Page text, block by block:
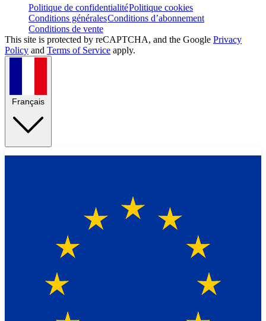
Politique de confidentialitéPolitique cookies
Conditions généralesConditions d’abonnement
Conditions de vente
This site is protected by reCAPTCHA, and the Google Privacy
Policy and Terms of Service apply.
Français